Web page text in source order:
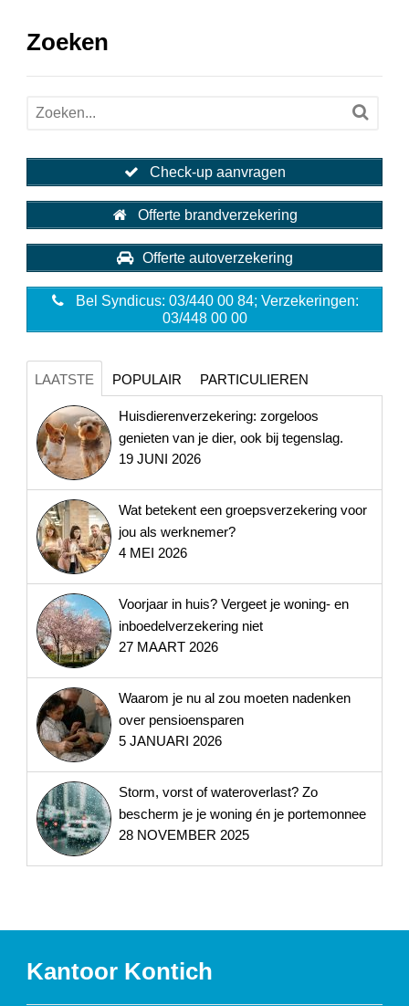
Zoeken
Check-up aanvragen
Offerte brandverzekering
Offerte autoverzekering
Bel Syndicus: 03/440 00 84; Verzekeringen:
03/448 00 00
LAATSTE POPULAIR PARTICULIEREN
Huisdierenverzekering: zorgeloos
genieten van je dier, ook bij tegenslag.
19 JUNI 2026
Wat betekent een groepsverzekering voor
jou als werknemer?
4 MEI 2026
Voorjaar in huis? Vergeet je woning- en
inboedelverzekering niet
27 MAART 2026
Waarom je nu al zou moeten nadenken
over pensioensparen
5 JANUARI 2026
Storm, vorst of wateroverlast? Zo
bescherm je je woning én je portemonnee
28 NOVEMBER 2025
Kantoor Kontich